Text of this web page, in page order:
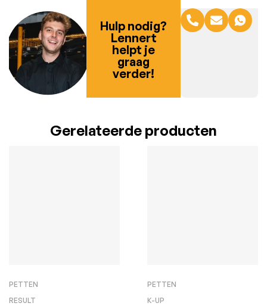
Hulp nodig?
Lennert
helpt je
graag
verder!
Gerelateerde producten
PETTEN
RESULT
PETTEN
K-UP